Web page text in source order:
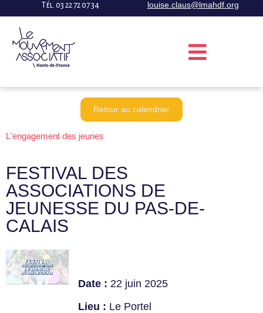
$patternTél. 03 22 72 07 34 louise.claus@lmahdf.org
Retour au calendrier
L'engagement des jeunes
FESTIVAL DES
ASSOCIATIONS DE
JEUNESSE DU PAS-DE-
CALAIS
Date : 22 juin 2025
Lieu : Le Portel